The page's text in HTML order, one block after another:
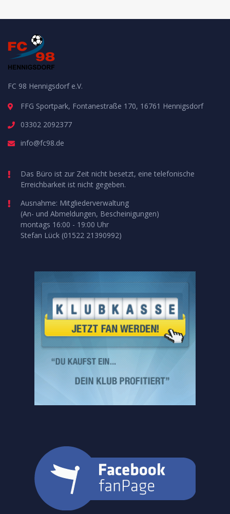
FC 98 Hennigsdorf e.V.
FFG Sportpark, Fontanestraße 170, 16761 Hennigsdorf
03302 2092377
info@fc98.de
Das Büro ist zur Zeit nicht besetzt, eine telefonische
Erreichbarkeit ist nicht gegeben.
Ausnahme: Mitgliederverwaltung
(An- und Abmeldungen, Bescheinigungen)
montags 16:00 - 19:00 Uhr
Stefan Lück (01522 21390992)